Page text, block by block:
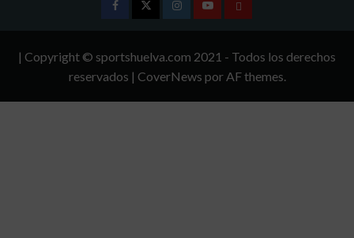
InstagramYoutubeTÉRMINOS
CONDICIONES
| Copyright © sportshuelva.com 2021 - Todos los derechos
reservados | CoverNews por AF themes.